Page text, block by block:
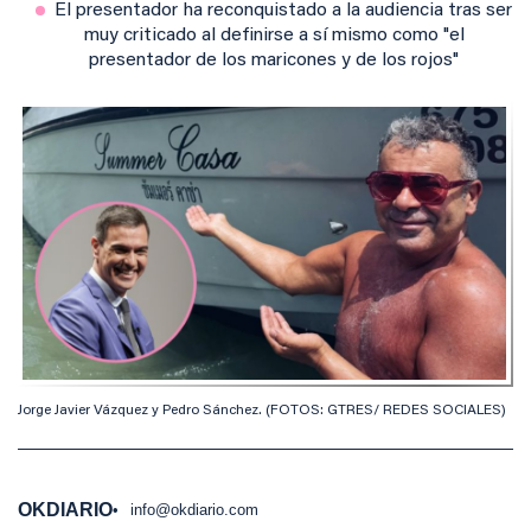
El presentador ha reconquistado a la audiencia tras ser
muy criticado al definirse a sí mismo como "el
presentador de los maricones y de los rojos"
Jorge Javier Vázquez y Pedro Sánchez. (FOTOS: GTRES/ REDES SOCIALES)
OKDIARIO info@okdiario.com